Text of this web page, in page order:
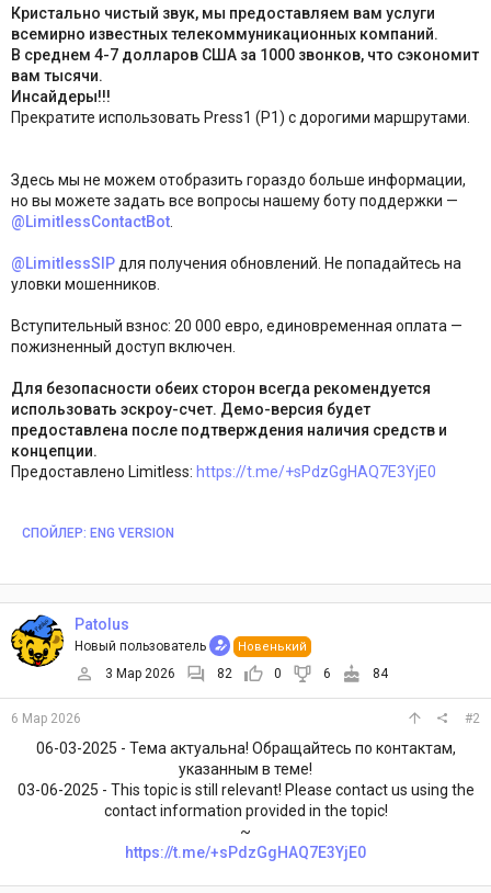
Кристально чистый звук, мы предоставляем вам услуги
всемирно известных телекоммуникационных компаний.
В среднем 4-7 долларов США за 1000 звонков, что сэкономит
вам тысячи.
Инсайдеры!!!
Прекратите использовать Press1 (P1) с дорогими маршрутами.
Здесь мы не можем отобразить гораздо больше информации,
но вы можете задать все вопросы нашему боту поддержки —
@LimitlessContactBot
@LimitlessSIP для получения обновлений. Не попадайтесь на
уловки мошенников.
Вступительный взнос: 20 000 евро, единовременная оплата —
пожизненный доступ включен.
Для безопасности обеих сторон всегда рекомендуется
использовать эскроу-счет. Демо-версия будет
предоставлена после подтверждения наличия средств и
концепции.
Предоставлено Limitless: https://t.me/+sPdzGgHAQ7E3YjE0
СПОЙЛЕР: ENG VERSION
Patolus
Новый пользователь Новенький
3 Мар 2026 82 0 6 84
6 Мар 2026 #2
06-03-2025 - Тема актуальна! Обращайтесь по контактам,
указанным в теме!
03-06-2025 - This topic is still relevant! Please contact us using the
contact information provided in the topic!
~
https://t.me/+sPdzGgHAQ7E3YjE0